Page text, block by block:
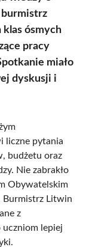
burmistrz
klas ósmych
pracy
miało
dyskusji i
liczne pytania
budżetu oraz
Nie zabrakło
Obywatelskim
Burmistrz Litwin
z
uczniom lepiej